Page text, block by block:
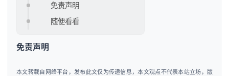
免责声明
随便看看
免责声明
本文转载自网络平台，发布此文仅为传递信息，本文观点不代表本站立场，版